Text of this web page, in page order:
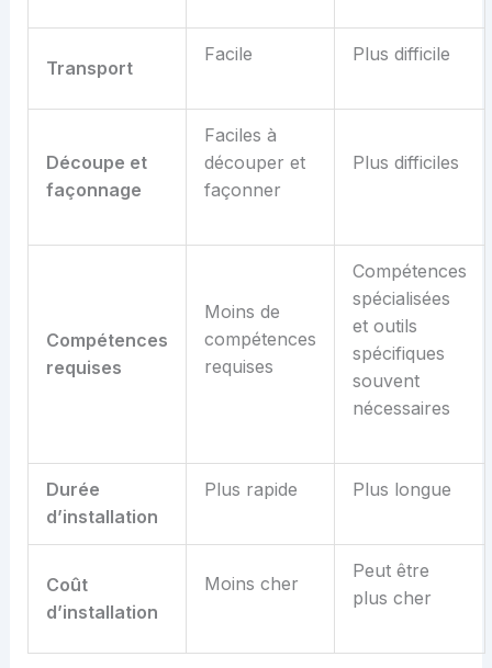
Transport
Facile Plus difficile
Découpe et
façonnage
Faciles à
découper et
façonner
Plus difficiles
Compétences
requises
Moins de
compétences
requises
Compétences
spécialisées
et outils
spécifiques
souvent
nécessaires
Durée
d’installation
Plus rapide Plus longue
Coût
d’installation
Moins cher
Peut être
plus cher